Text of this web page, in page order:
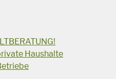
Haushalte